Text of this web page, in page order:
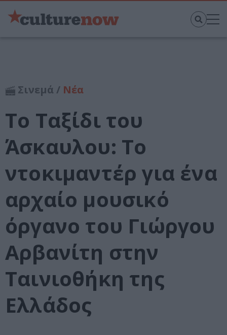
Σινεμά / Νέα
Το Ταξίδι του
Άσκαυλου: Το
ντοκιμαντέρ για ένα
αρχαίο μουσικό
όργανο του Γιώργου
Αρβανίτη στην
Ταινιοθήκη της
Ελλάδος